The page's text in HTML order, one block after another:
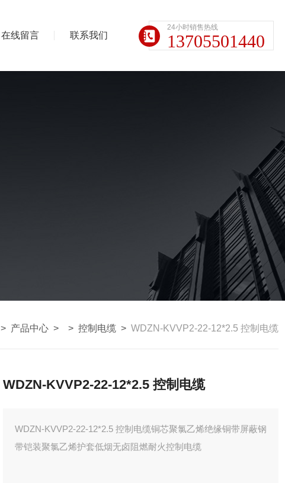
在线留言 联系我们
24小时销售热线
13705501440
> 产品中心 > > 控制电缆 > WDZN-KVVP2-22-12*2.5 控制电缆
WDZN-KVVP2-22-12*2.5 控制电缆
WDZN-KVVP2-22-12*2.5 控制电缆铜芯聚氯乙烯绝缘铜带屏蔽钢
带铠装聚氯乙烯护套低烟无卤阻燃耐火控制电缆